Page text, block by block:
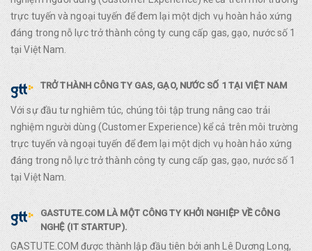
trực tuyến và ngoại tuyến để đem lại một dịch vụ hoàn hảo xứng
đáng trong nỗ lực trở thành công ty cung cấp gas, gạo, nước số 1
tại Việt Nam.
TRỞ THÀNH CÔNG TY GAS, GẠO, NƯỚC SỐ 1 TẠI VIỆT NAM
Với sự đầu tư nghiêm túc, chúng tôi tập trung nâng cao trải
nghiệm người dùng (Customer Experience) kể cả trên môi trường
trực tuyến và ngoại tuyến để đem lại một dịch vụ hoàn hảo xứng
đáng trong nỗ lực trở thành công ty cung cấp gas, gạo, nước số 1
tại Việt Nam.
GASTUTE.COM LÀ MỘT CÔNG TY KHỞI NGHIỆP VỀ CÔNG
NGHỆ (IT STARTUP).
GASTUTE.COM được thành lập đầu tiên bởi anh Lê Dương Long,